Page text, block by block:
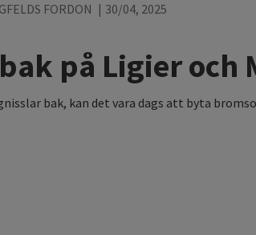
FORDON | 30/04, 2025
på Ligier och
bak, kan det vara dags att byta